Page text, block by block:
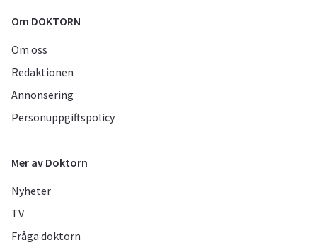
Om DOKTORN
Om oss
Redaktionen
Annonsering
Personuppgiftspolicy
Mer av Doktorn
Nyheter
TV
Fråga doktorn